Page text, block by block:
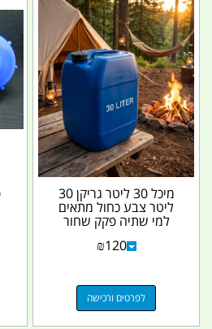
מיכל 30 ליטר גריקן 30
ליטר צבע כחול מתאים
למי שתיה פקק שחור
קמפינג לייף
₪120
לפרטים ורכישה